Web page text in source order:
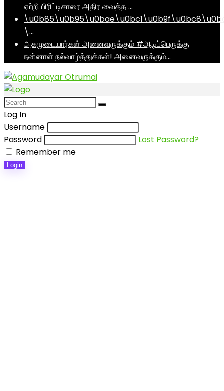
ஏற்றி பிரிட்டிசாரை அதிர வைத்த …
\…
அகமுடையார்கள் அனைவருக்கும் #ஆடிப்பெருக்கு
நன்னாள் நல்வாழ்த்துக்கள்! அனைவருக்கும்…
Log In
Username
Password
Lost Password?
Remember me
Login